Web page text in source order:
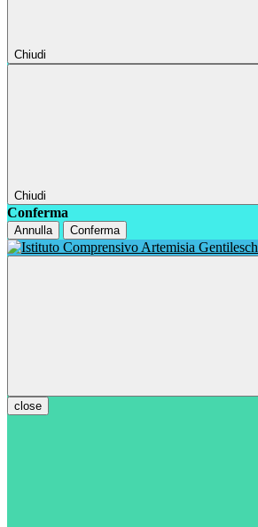
Chiudi
Chiudi
Conferma
Annulla Conferma
close